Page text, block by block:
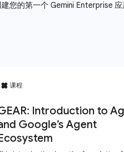
您的第一个 Gemini Enterprise